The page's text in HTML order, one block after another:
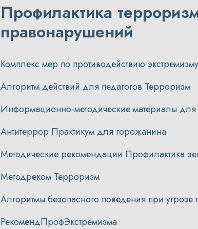
Профилактика
правонарушений
Комплекс мер по противодействию
Алгоритм действий для педагогов Терроризм
Информационно-методические материалы
Антитеррор Практикум для горожанина
Методические рекомендации Профилактика
Методреком Терроризм
Алгоритмы безопасного поведения при угрозе
РекомендПрофЭкстремизма